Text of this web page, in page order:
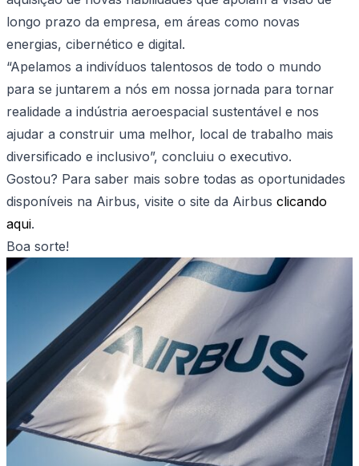
longo prazo da empresa, em áreas como novas
energias, cibernético e digital.
“Apelamos a indivíduos talentosos de todo o mundo
para se juntarem a nós em nossa jornada para tornar
realidade a indústria aeroespacial sustentável e nos
ajudar a construir uma melhor, local de trabalho mais
diversificado e inclusivo”, concluiu o executivo.
Gostou? Para saber mais sobre todas as oportunidades
disponíveis na Airbus, visite o site da Airbus clicando
aqui.
Boa sorte!